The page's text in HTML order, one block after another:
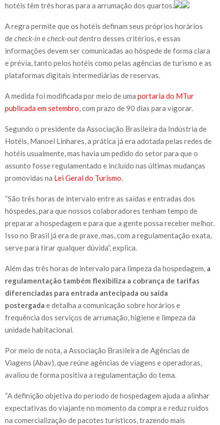
hotéis têm três horas para a arrumação dos quartos.
A regra permite que os hotéis definam seus próprios horários
decheck-inecheck-outdentro desses critérios, e essas
informações devem ser comunicadas ao hóspede de forma clara
e prévia, tanto pelos hotéis como pelas agências de turismo e as
plataformas digitais intermediárias de reservas.
A medida foi modificada por meio de uma portaria do MTur
publicada em setembro , com prazo de 90 dias para vigorar.
Segundo o presidente da Associação Brasileira da Indústria de
Hotéis, Manoel Linhares, a prática já era adotada pelas redes de
hotéis usualmente, mas havia um pedido do setor para que o
assunto fosse regulamentado e incluído nas últimas mudanças
promovidas na Lei Geral do Turismo
“São três horas de intervalo entre as saídas e entradas dos
hóspedes, para que nossos colaboradores tenham tempo de
preparar a hospedagem e para que a gente possa receber melhor.
Isso no Brasil já era de praxe, mas, com a regulamentação exata,
serve para tirar qualquer dúvida”, explica.
Além das três horas de intervalo para limpeza da hospedagem, a
regulamentação também flexibiliza a cobrança de tarifas
diferenciadas para entrada antecipada ou saída
postergada e detalha a comunicação sobre horários e
frequência dos serviços de arrumação, higiene e limpeza da
unidade habitacional.
Por meio de nota, a Associação Brasileira de Agências de
Viagens (Abav), que reúne agências de viagens e operadoras,
avaliou de forma positiva a regulamentação do tema.
“A definição objetiva do período de hospedagem ajuda a alinhar
expectativas do viajante no momento da compra e reduz ruídos
na comercialização de pacotes turísticos, trazendo mais